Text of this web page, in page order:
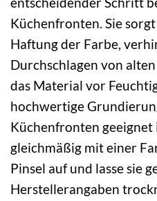
Küchenfronten. Sie
Haftung der Farbe,
Durchschlagen von
das Material vor
hochwertige
Küchenfronten geeignet
gleichmäßig mit einer
Pinsel auf und lasse sie
Herstellerangaben